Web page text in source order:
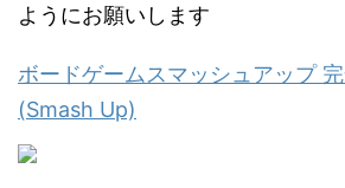
ようにお願いします
ボードゲームスマッシュアップ
(Smash Up)